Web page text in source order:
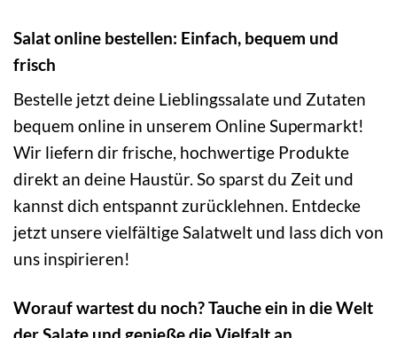
Salat online bestellen: Einfach, bequem und
frisch
Bestelle jetzt deine Lieblingssalate und Zutaten
bequem online in unserem Online Supermarkt!
Wir liefern dir frische, hochwertige Produkte
direkt an deine Haustür. So sparst du Zeit und
kannst dich entspannt zurücklehnen. Entdecke
jetzt unsere vielfältige Salatwelt und lass dich von
uns inspirieren!
Worauf wartest du noch? Tauche ein in die Welt